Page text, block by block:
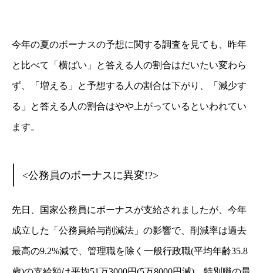
今年の夏のボーナスの予想に関する調査を見ても、昨年
と比べて「横ばい」と答える人の割合はだいたい変わら
ず、「増える」と予想する人の割合は下がり、「減少す
る」と答える人の割合はやや上がっているといわれてい
ます。
<公務員のボーナスに異変!?>
先日、国家公務員にボーナスが支給されましたが、今年
成立した「公務員給与削減法」の影響で、削減率は過去
最高の9.2%減で、管理職を除く一般行政職(平均年齢35.8